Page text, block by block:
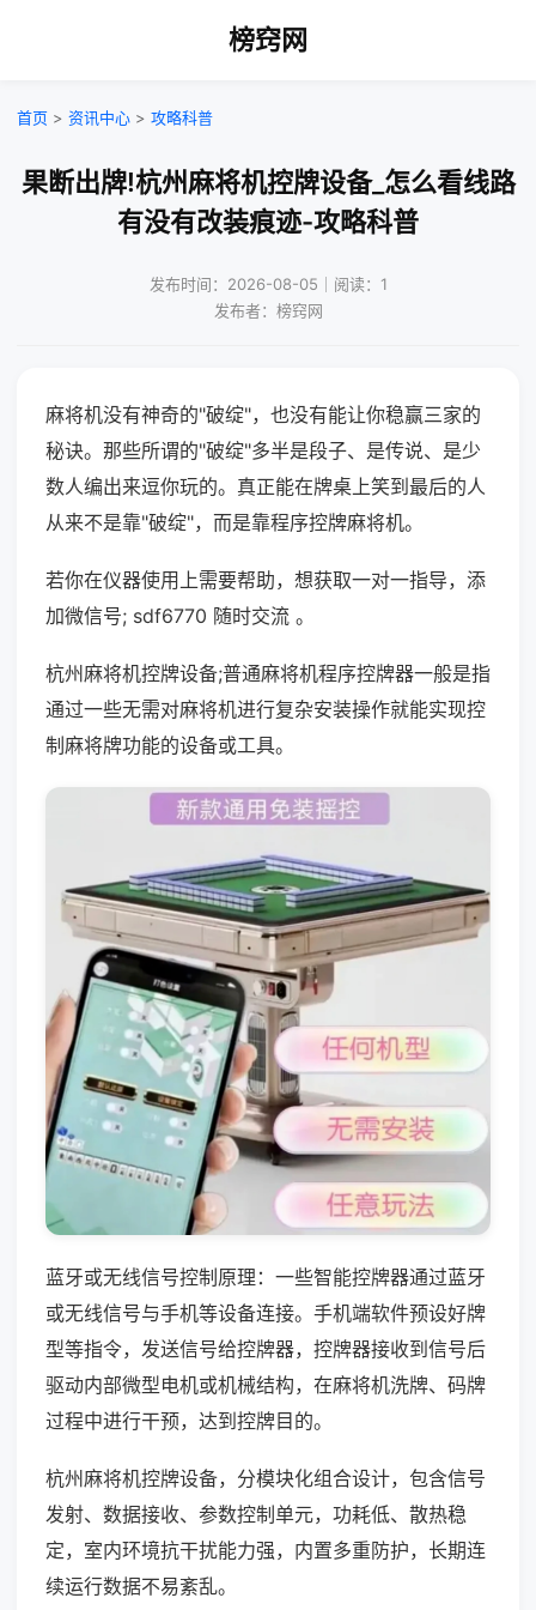
榜窍网
首页 > 资讯中心 > 攻略科普
果断出牌!杭州麻将机控牌设备_怎么看线路
有没有改装痕迹-攻略科普
发布时间：2026-08-05｜阅读：1
发布者：榜窍网
麻将机没有神奇的"破绽"，也没有能让你稳赢三家的
秘诀。那些所谓的"破绽"多半是段子、是传说、是少
数人编出来逗你玩的。真正能在牌桌上笑到最后的人
从来不是靠"破绽"，而是靠程序控牌麻将机。
若你在仪器使用上需要帮助，想获取一对一指导，添
加微信号; sdf6770 随时交流 。
杭州麻将机控牌设备;普通麻将机程序控牌器一般是指
通过一些无需对麻将机进行复杂安装操作就能实现控
制麻将牌功能的设备或工具。
蓝牙或无线信号控制原理：一些智能控牌器通过蓝牙
或无线信号与手机等设备连接。手机端软件预设好牌
型等指令，发送信号给控牌器，控牌器接收到信号后
驱动内部微型电机或机械结构，在麻将机洗牌、码牌
过程中进行干预，达到控牌目的。
杭州麻将机控牌设备，分模块化组合设计，包含信号
发射、数据接收、参数控制单元，功耗低、散热稳
定，室内环境抗干扰能力强，内置多重防护，长期连
续运行数据不易紊乱。